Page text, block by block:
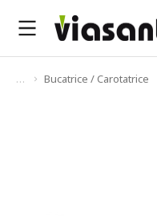
Tu sei qui:
Bucatrice / Carotatrice